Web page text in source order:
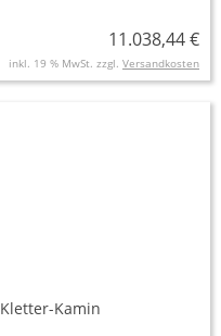
11.038,44 €
inkl. 19 % MwSt. zzgl. Versandkosten
Kletter-Kamin